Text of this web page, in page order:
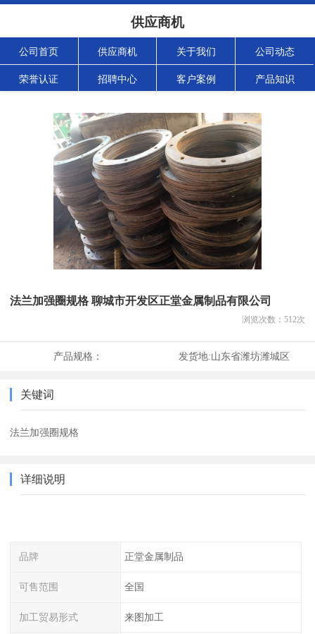
供应商机
公司首页 供应商机 关于我们 公司动态
荣誉认证 招聘中心 客户案例 产品知识
法兰加强圈规格 聊城市开发区正堂金属制品有限公司
浏览次数： 512次
产品规格： 发货地:山东省潍坊潍城区
关键词
法兰加强圈规格
详细说明
品牌 正堂金属制品
可售范围 全国
加工贸易形式 来图加工